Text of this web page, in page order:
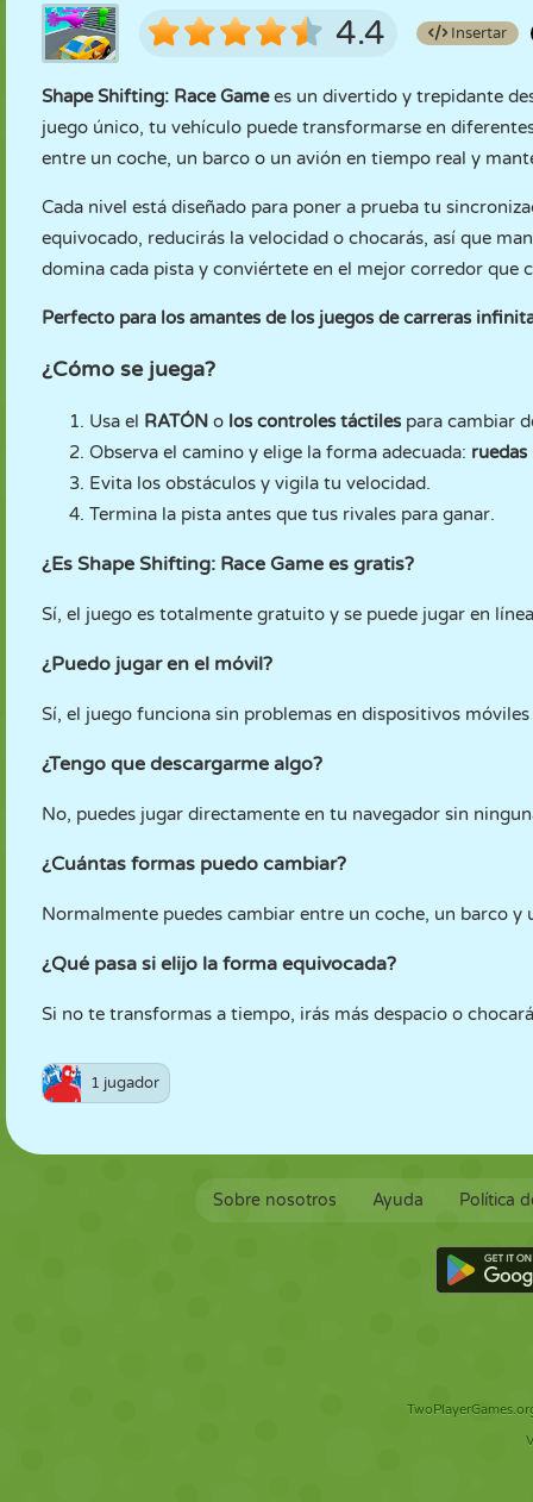
4.4 Insertar
Shape Shifting: Race Gamees un divertido y trepidante
juego único, tu vehículo puede transformarse en
entre un coche, un barco o un avión en tiempo real y
Cada nivel está diseñado para poner a prueba tu
equivocado, reducirás la velocidad o chocarás, así que
domina cada pista y conviértete en el mejor corredor que
Perfecto para los amantes de los juegos de carreras
¿Cómo se juega?
Usa el RATÓN o los controles táctiles para cambiar
Observa el camino y elige la forma adecuada:
Evita los obstáculos y vigila tu velocidad.
Termina la pista antes que tus rivales para ganar.
¿Es Shape Shifting: Race Game es gratis?
Sí, el juego es totalmente gratuito y se puede jugar en
¿Puedo jugar en el móvil?
Sí, el juego funciona sin problemas en dispositivos
¿Tengo que descargarme algo?
No, puedes jugar directamente en tu navegador sin
¿Cuántas formas puedo cambiar?
Normalmente puedes cambiar entre un coche, un barco
¿Qué pasa si elijo la forma equivocada?
Si no te transformas a tiempo, irás más despacio o
1 jugador
Sobre nosotros Ayuda Política